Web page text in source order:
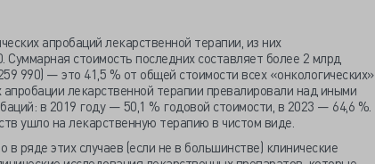
апробаций лекарственной терапии, из них
стоимость последних составляет более 2 млрд
990) — это 41,5 % от общей стоимости всех «онкологических»
лекарственной терапии превалировали над иными
в 2019 году — 50,1 % годовой стоимости, в 2023 — 64,6 %.
ушло на лекарственную терапию в чистом виде.
в ряде этих случаев (если не в большинстве) клинические